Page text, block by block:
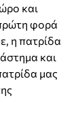
και
φορά
η πατρίδα
και
μας